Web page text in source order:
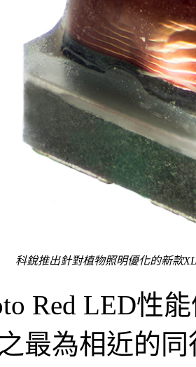
科銳推出針對植物照明優化的新款
Red LED性
最為相近的